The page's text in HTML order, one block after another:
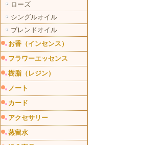
ローズ
シングルオイル
ブレンドオイル
お香（インセンス）
フラワーエッセンス
樹脂（レジン）
ノート
カード
アクセサリー
蒸留水